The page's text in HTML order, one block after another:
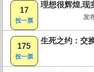
17
投一票
理想很辉煌,现
发
175
投一票
生死之约：交